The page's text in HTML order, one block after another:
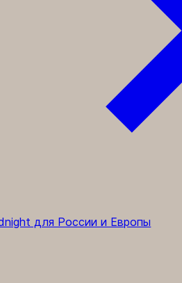
для России и Европы